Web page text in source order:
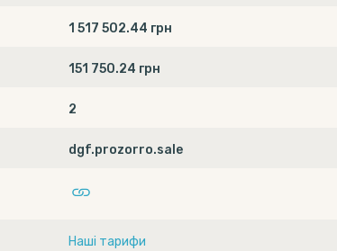
1 517 502.44 грн
151 750.24 грн
2
dgf.prozorro.sale
Наші тарифи